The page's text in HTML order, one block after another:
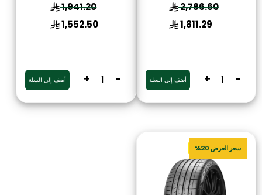
2,786.60
1,811.29
-
+ أضف إلى السلة
1,941.20
1,552.50
-
+ أضف إلى السلة
سعر العرض 20%